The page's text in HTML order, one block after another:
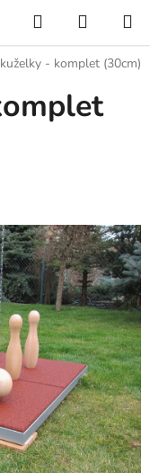
Hledat
KOŠÍK
- komplet (30cm)